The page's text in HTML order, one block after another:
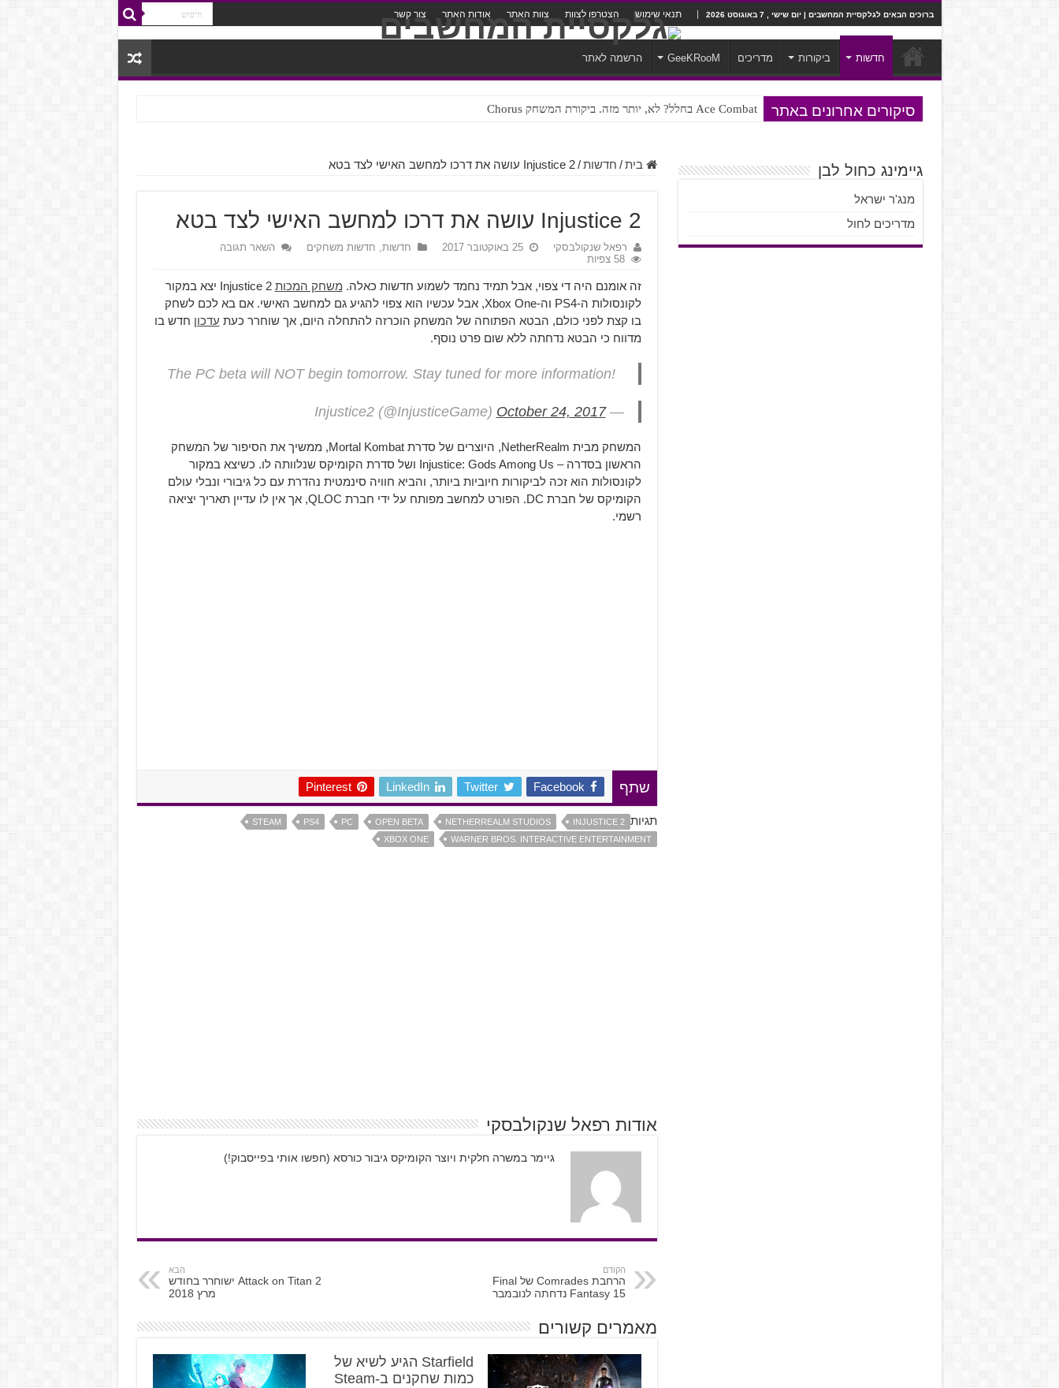
ברוכים הבאים לגלקסיית המחשבים | יום שישי , 7 באוגוסט 2026 תנאי שימוש הצטרפו לצוות צוות האתר אודות האתר צור קשר
חדשות ביקורות מדריכים GeeKRooM הרשמה לאתר
סיקורים אחרונים באתר Ace Combat בחלל? לא, יותר מזה. ביקורת המשחק Chorus
Steven Universe והשירים שתורגמו בצורה נוראית לעברית
בית / חדשות / Injustice 2 עושה את דרכו למחשב האישי לצד בטא
Injustice 2 עושה את דרכו למחשב האישי לצד בטא
רפאל שנקולבסקי 25 באוקטובר 2017 חדשות, חדשות משחקים
השאר תגובה
58 צפיות
זה אומנם היה די צפוי, אבל תמיד נחמד לשמוע חדשות כאלה. משחק המכות
Injustice 2 יצא במקור
לקונסולות ה-PS4 וה-Xbox One, אבל עכשיו הוא צפוי להגיע גם למחשב האישי. אם בא לכם לשחק
בו קצת לפני כולם, הבטא הפתוחה של המשחק הוכרזה להתחלה היום, אך שוחרר כעת עדכון חדש בו
מדווח כי הבטא נדחתה ללא שום פרט נוסף.
The PC beta will NOT begin tomorrow. Stay tuned for more information!
— Injustice2 (@InjusticeGame)
October 24, 2017
המשחק מבית NetherRealm, היוצרים של סדרת Mortal Kombat, ממשיך את הסיפור של המשחק
הראשון בסדרה – Injustice: Gods Among Us ושל סדרת הקומיקס שנלוותה לו. כשיצא במקור
לקונסולות הוא זכה לביקורות חיוביות ביותר, והביא חוויה סינמטית נהדרת עם כל גיבורי ונבלי עולם
הקומיקס של חברת DC. הפורט למחשב מפותח על ידי חברת QLOC, אך אין לו עדיין תאריך יציאה
רשמי.
שתף Facebook
Twitter
LinkedIn
Pinterest
תגיות INJUSTICE 2
NETHERREALM STUDIOS
OPEN BETA
PC
PS4
STEAM
WARNER BROS. INTERACTIVE ENTERTAINMENT
XBOX ONE
אודות רפאל שנקולבסקי
גיימר במשרה חלקית ויוצר הקומיקס גיבור כורסא (חפשו אותי בפייסבוק!)
הקודם
הרחבת Comrades של Final
Fantasy 15 נדחתה לנובמבר
הבא
Attack on Titan 2 ישוחרר בחודש
מרץ 2018
מאמרים קשורים
Starfield הגיע לשיא של
כמות שחקנים ב-Steam
גיימינג כחול לבן
מנג'ר ישראל
מדריכים לחול